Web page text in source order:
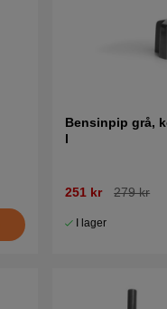
Bensinpip grå,
l
251 kr 279 kr
I lager